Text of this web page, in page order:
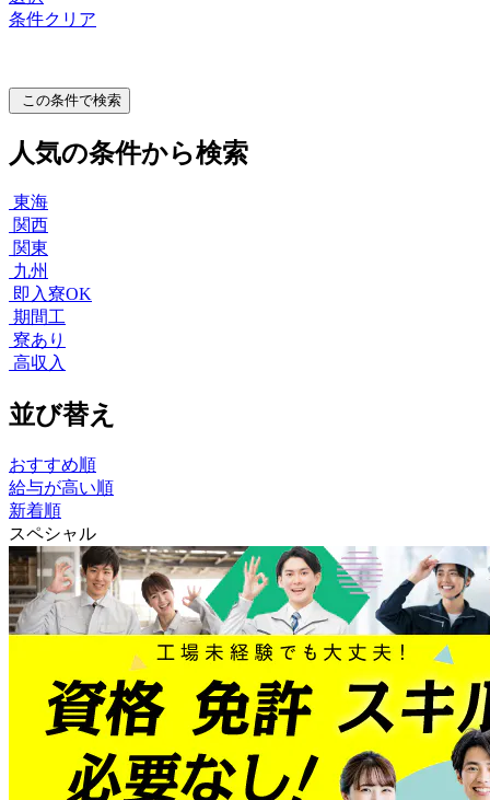
条件クリア
この条件で検索
人気の条件から検索
東海
関西
関東
九州
即入寮OK
期間工
寮あり
高収入
並び替え
おすすめ順
給与が高い順
新着順
スペシャル